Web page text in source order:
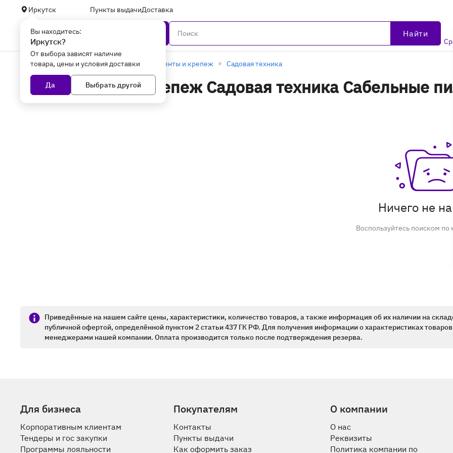
Иркутск Пункты выдачиДоставка
Вы находитесь:
Иркутск?
От выбора зависят наличие
товара, цены и условия доставки
Да Выбрать другой
Найти
Главная Уцененные товары Инструменты и крепеж Садовая техника
Инструменты и крепеж Садовая техника Сабельные
Иркутске - уцененные товары
Ничего не
Воспользуйтесь поиском по
Приведённые на нашем сайте цены, характеристики, количество товаров, а также информация об их наличии на
публичной офертой, определённой пунктом 2 статьи 437 ГК РФ. Для получения информации о характеристиках
менеджерами нашей компании. Оплата производится только после подтверждения резерва.
Для бизнеса
Корпоративным клиентам
Тендеры и гос закупки
Программы лояльности
Покупателям
Контакты
Пункты выдачи
Как оформить заказ
О компании
О нас
Реквизиты
Политика компании по